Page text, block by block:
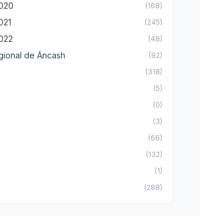
(168)
(245)
(48)
de Áncash (92)
(318)
(5)
(0)
(3)
(66)
(132)
(1)
(288)